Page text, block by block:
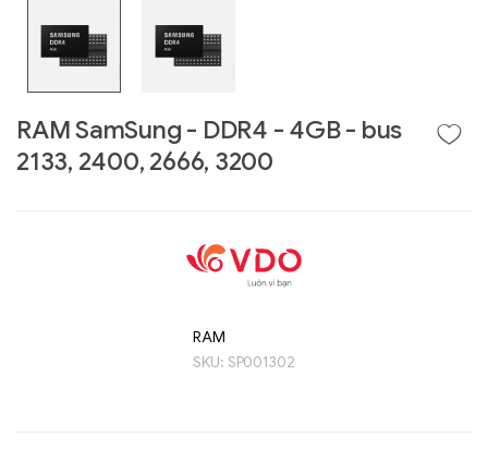
RAM SamSung - DDR4 - 4GB - bus
2133, 2400, 2666, 3200
RAM
SKU: SP001302
AAP1)